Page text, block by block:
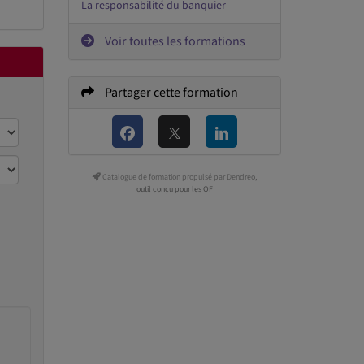
La responsabilité du banquier
Voir toutes les formations
Partager cette formation
Catalogue de formation propulsé par Dendreo,
outil conçu pour les OF